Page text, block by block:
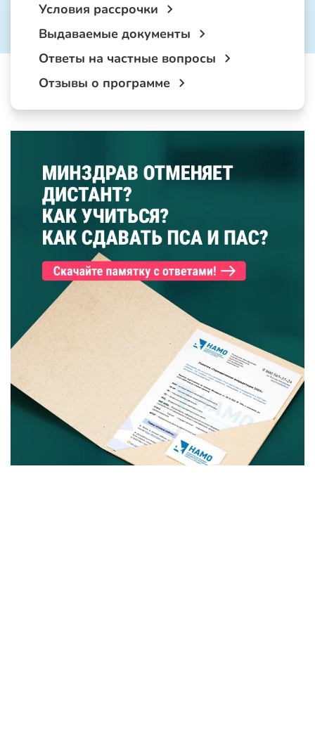
Условия рассрочки
Выдаваемые документы
Ответы на частные вопросы
Отзывы о программе